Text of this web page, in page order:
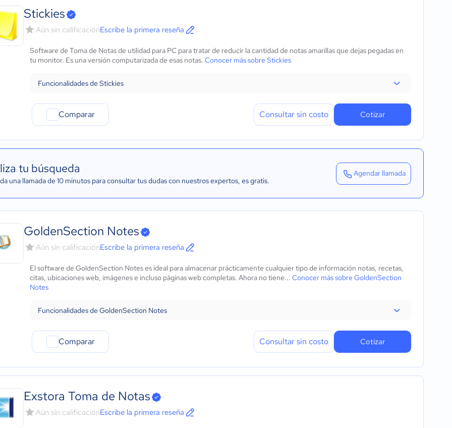
Stickies
Aún sin calificaciónEscribe la primera reseña
Software de Toma de Notas de utilidad para PC para tratar de reducir la cantidad de notas amarillas que dejas pegadas en
tu monitor. Es una versión computarizada de esas notas. Conocer más sobre Stickies
Funcionalidades de Stickies
Comparar Consultar sin costo Cotizar
tu búsqueda
una llamada de 10 minutos para consultar tus dudas con nuestros expertos, es gratis.
Agendar llamada
GoldenSection Notes
Aún sin calificaciónEscribe la primera reseña
El software de GoldenSection Notes es ideal para almacenar prácticamente cualquier tipo de información notas, recetas,
citas, ubicaciones web, imágenes e incluso páginas web completas. Ahora no tiene... Conocer más sobre GoldenSection
Notes
Funcionalidades de GoldenSection Notes
Comparar Consultar sin costo Cotizar
Exstora Toma de Notas
Aún sin calificaciónEscribe la primera reseña